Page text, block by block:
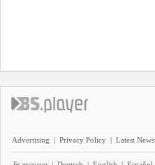
Advertising | Privacy Policy | Latest News